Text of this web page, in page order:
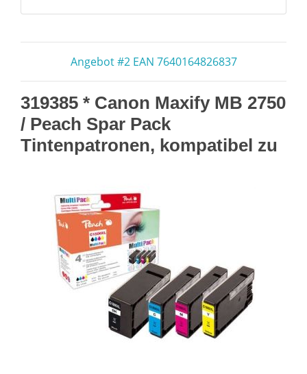
Angebot #2 EAN 7640164826837
319385 * Canon Maxify MB 2750
/ Peach Spar Pack
Tintenpatronen, kompatibel zu